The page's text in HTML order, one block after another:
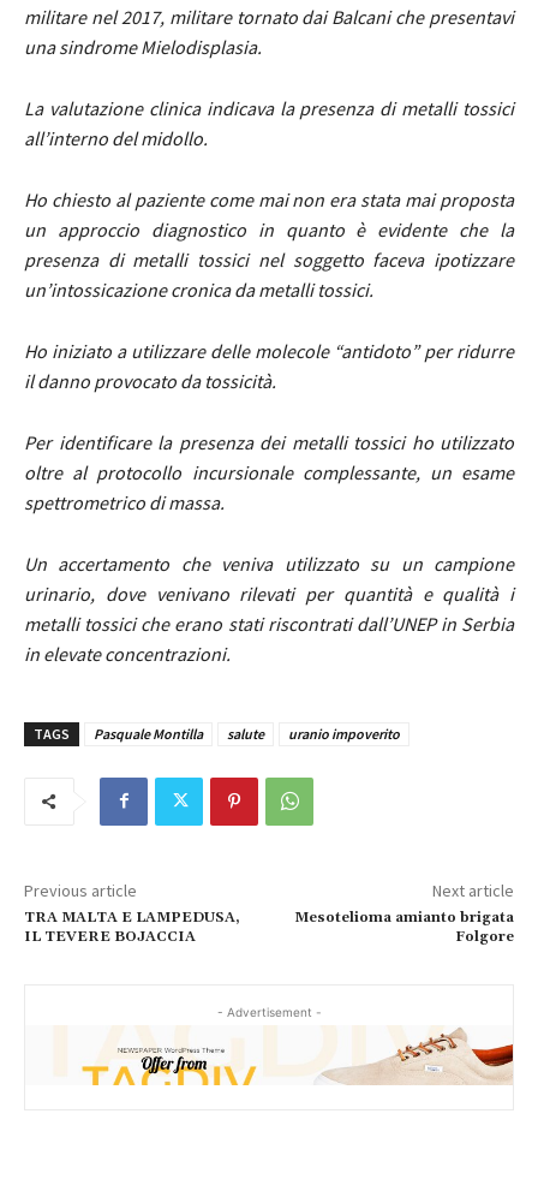
militare nel 2017, militare tornato dai Balcani che presentavi
una sindrome Mielodisplasia.
La valutazione clinica indicava la presenza di metalli tossici
all’interno del midollo.
Ho chiesto al paziente come mai non era stata mai proposta
un approccio diagnostico in quanto è evidente che la
presenza di metalli tossici nel soggetto faceva ipotizzare
un’intossicazione cronica da metalli tossici.
Ho iniziato a utilizzare delle molecole “antidoto” per ridurre
il danno provocato da tossicità.
Per identificare la presenza dei metalli tossici ho utilizzato
oltre al protocollo incursionale complessante, un esame
spettrometrico di massa.
Un accertamento che veniva utilizzato su un campione
urinario, dove venivano rilevati per quantità e qualità i
metalli tossici che erano stati riscontrati dall’UNEP in Serbia
in elevate concentrazioni.
TAGS Pasquale Montilla salute uranio impoverito
Previous article
TRA MALTA E LAMPEDUSA,
IL TEVERE BOJACCIA
Next article
Mesotelioma amianto brigata
Folgore
- Advertisement -